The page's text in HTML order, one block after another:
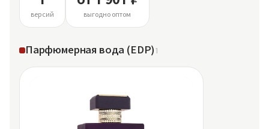
версий выгодно оптом
Парфюмерная вода (EDP)1